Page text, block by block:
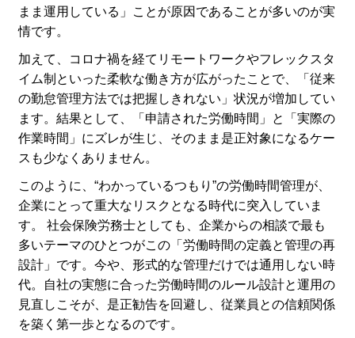
まま運用している」ことが原因であることが多いのが実
情です。
加えて、コロナ禍を経てリモートワークやフレックスタ
イム制といった柔軟な働き方が広がったことで、「従来
の勤怠管理方法では把握しきれない」状況が増加してい
ます。結果として、「申請された労働時間」と「実際の
作業時間」にズレが生じ、そのまま是正対象になるケー
スも少なくありません。
このように、“わかっているつもり”の労働時間管理が、
企業にとって重大なリスクとなる時代に突入していま
す。 社会保険労務士としても、企業からの相談で最も
多いテーマのひとつがこの「労働時間の定義と管理の再
設計」です。今や、形式的な管理だけでは通用しない時
代。自社の実態に合った労働時間のルール設計と運用の
見直しこそが、是正勧告を回避し、従業員との信頼関係
を築く第一歩となるのです。